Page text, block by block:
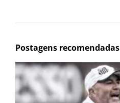
Postagens recomendadas